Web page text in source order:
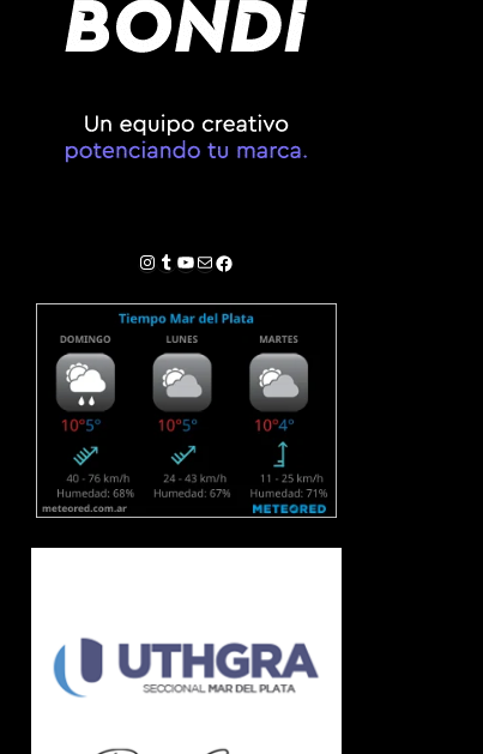
Instagram
Tumblr
YouTube
Correo electrónico
Facebook